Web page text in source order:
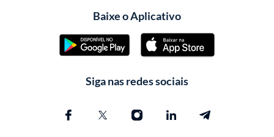
Baixe o Aplicativo
Siga nas redes sociais